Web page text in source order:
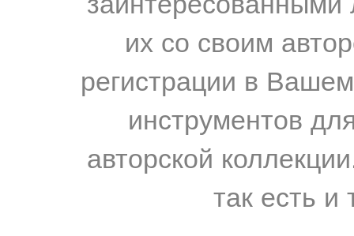
их со своим
регистрации в
инструментов
авторской
так есть и